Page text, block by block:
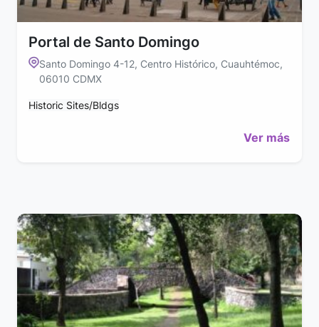
Portal de Santo Domingo
Santo Domingo 4-12, Centro Histórico, Cuauhtémoc,
06010 CDMX
Historic Sites/Bldgs
Ver más